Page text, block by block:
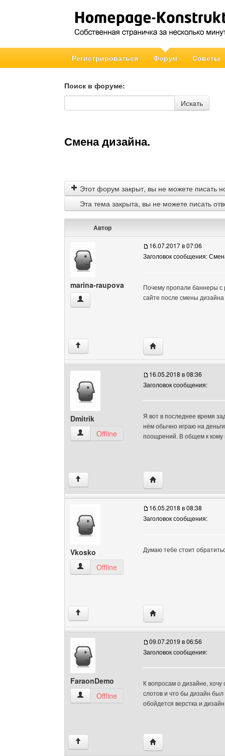
Регистрироваться Форум Советы
Поиск в форуме:
Поиск в форуме
Искать
Смена дизайна.
Этот форум закрыт, вы не можете писать
Эта тема закрыта, вы не можете писать
Автор
marina-raupova
marina-raupova Посмотреть профиль
16.07.2017 в 07:06
Заголовок сообщения:
Почему пропали баннеры с
сайте после смены
↑ Посетить сайт
Dmitrik
Dmitrik Посмотреть профиль
Offline
16.05.2018 в 08:36
Заголовок сообщения:
Я вот в последнее время
нём обычно играю на
поощрений. В общем к
↑ Посетить сайт
Vkosko
Vkosko Посмотреть профиль
Offline
16.05.2018 в 08:38
Заголовок сообщения:
Думаю тебе стоит
↑ Посетить сайт
FaraonDemo
FaraonDemo Посмотреть профиль
Offline
09.07.2019 в 06:56
Заголовок сообщения:
К вопросам о дизайне,
слотов и что бы дизайн
обойдется верстка и
↑ Посетить сайт